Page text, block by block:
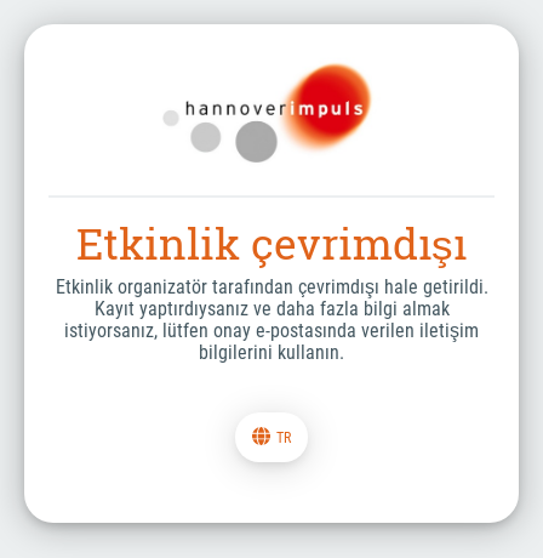
Etkinlik çevrimdışı
Etkinlik organizatör tarafından çevrimdışı hale getirildi.
Kayıt yaptırdıysanız ve daha fazla bilgi almak
istiyorsanız, lütfen onay e-postasında verilen iletişim
bilgilerini kullanın.
TR